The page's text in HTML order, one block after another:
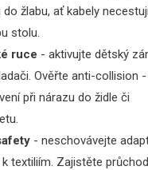
do žlabu, ať kabely
stolu.
ruce - aktivujte dětský
Ověřte anti-collision -
při nárazu do židle či
- neschovávejte
textiliím. Zajistěte průchod